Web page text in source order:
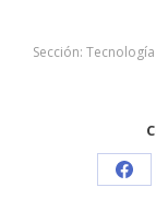
Sección: